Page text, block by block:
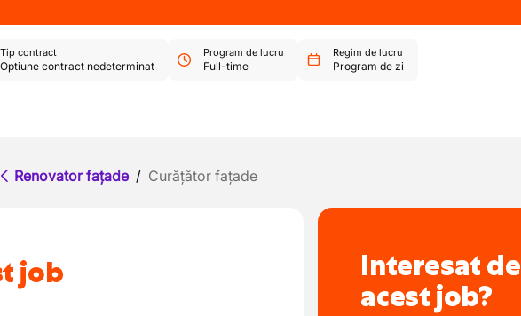
Tip contract
Optiune contract nedeterminat
Program de lucru
Full-time
Regim de lucru
Program de zi
Renovator fațade / Curățător fațade
job
Interesat de
acest job?